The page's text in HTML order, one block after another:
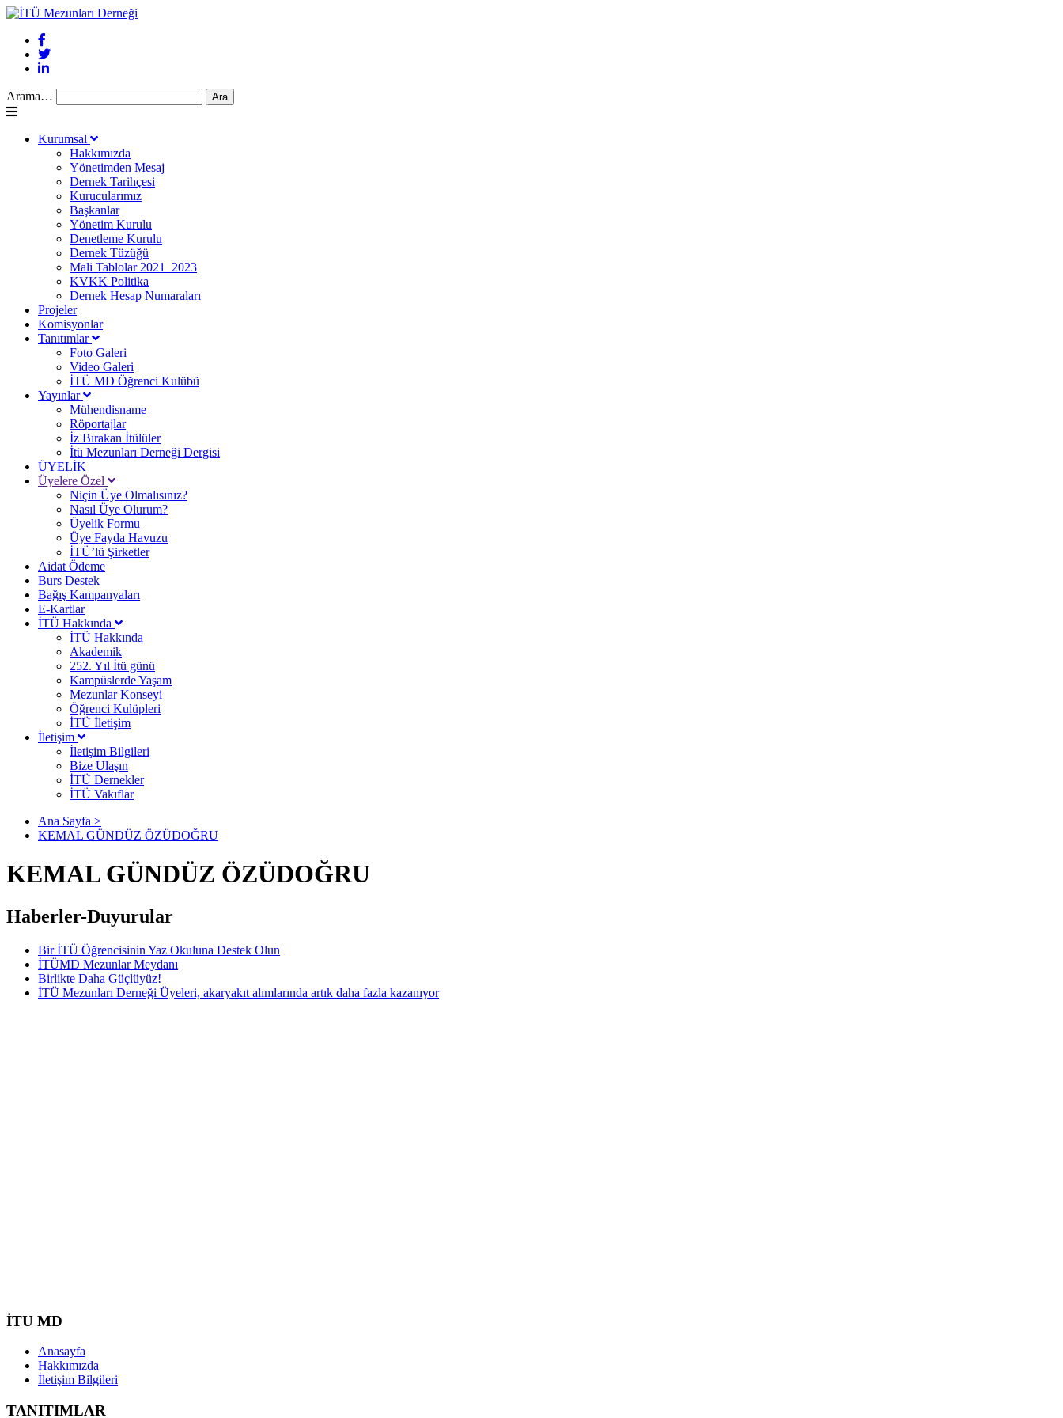
Arama…
Kurumsal
Hakkımızda
Yönetimden Mesaj
Dernek Tarihçesi
Kurucularımız
Başkanlar
Yönetim Kurulu
Denetleme Kurulu
Dernek Tüzüğü
Mali Tablolar 2021_2023
KVKK Politika
Dernek Hesap Numaraları
Projeler
Komisyonlar
Tanıtımlar
Foto Galeri
Video Galeri
İTÜ MD Öğrenci Kulübü
Yayınlar
Mühendisname
Röportajlar
İz Bırakan İtülüler
İtü Mezunları Derneği Dergisi
ÜYELİK
Üyelere Özel
Niçin Üye Olmalısınız?
Nasıl Üye Olurum?
Üyelik Formu
Üye Fayda Havuzu
İTÜ’lü Şirketler
Aidat Ödeme
Burs Destek
Bağış Kampanyaları
E-Kartlar
İTÜ Hakkında
İTÜ Hakkında
Akademik
252. Yıl İtü günü
Kampüslerde Yaşam
Mezunlar Konseyi
Öğrenci Kulüpleri
İTÜ İletişim
İletişim
İletişim Bilgileri
Bize Ulaşın
İTÜ Dernekler
İTÜ Vakıflar
Ana Sayfa >
KEMAL GÜNDÜZ ÖZÜDOĞRU
KEMAL GÜNDÜZ ÖZÜDOĞRU
Haberler-Duyurular
Bir İTÜ Öğrencisinin Yaz Okuluna Destek Olun
İTÜMD Mezunlar Meydanı
Birlikte Daha Güçlüyüz!
İTÜ Mezunları Derneği Üyeleri, akaryakıt alımlarında artık daha fazla kazanıyor
İTU MD
Anasayfa
Hakkımızda
İletişim Bilgileri
TANITIMLAR